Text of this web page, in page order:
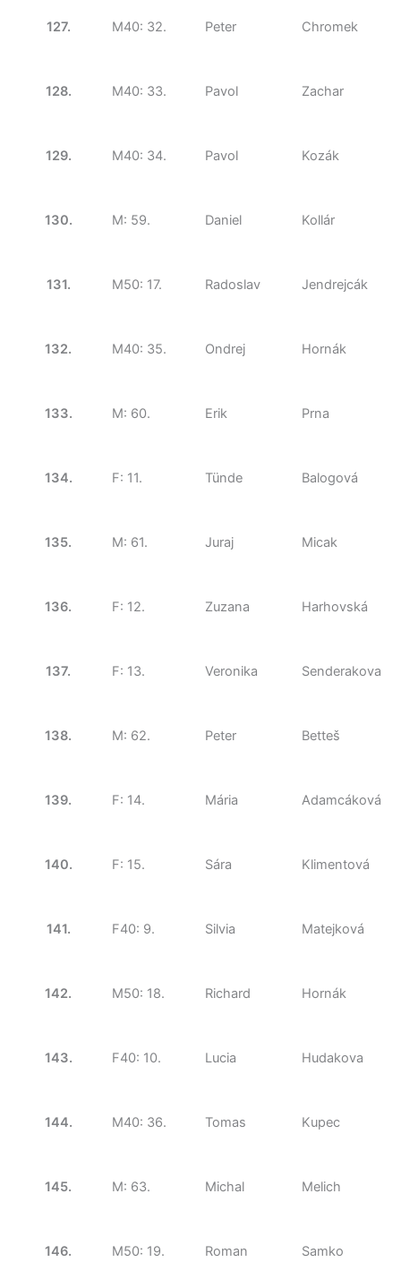
127. M40: 32. Peter Chromek
128. M40: 33. Pavol Zachar
129. M40: 34. Pavol Kozák
130. M: 59. Daniel Kollár
131. M50: 17. Radoslav Jendrejcák
132. M40: 35. Ondrej Hornák
133. M: 60. Erik Prna
134. F: 11. Tünde Balogová
135. M: 61. Juraj Micak
136. F: 12. Zuzana Harhovská
137. F: 13. Veronika Senderakova
138. M: 62. Peter Betteš
139. F: 14. Mária Adamcáková
140. F: 15. Sára Klimentová
141. F40: 9. Silvia Matejková
142. M50: 18. Richard Hornák
143. F40: 10. Lucia Hudakova
144. M40: 36. Tomas Kupec
145. M: 63. Michal Melich
146. M50: 19. Roman Samko